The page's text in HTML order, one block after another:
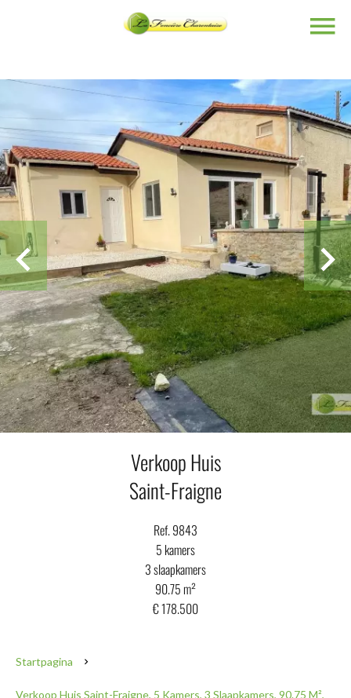
Verkoop Huis
Saint-Fraigne
Ref. 9843
5 kamers
3 slaapkamers
90.75 m²
€ 178.500
Startpagina
Verkoop Huis Saint-Fraigne, 5 Kamers, 3 Slaapkamers, 90.75 M²,